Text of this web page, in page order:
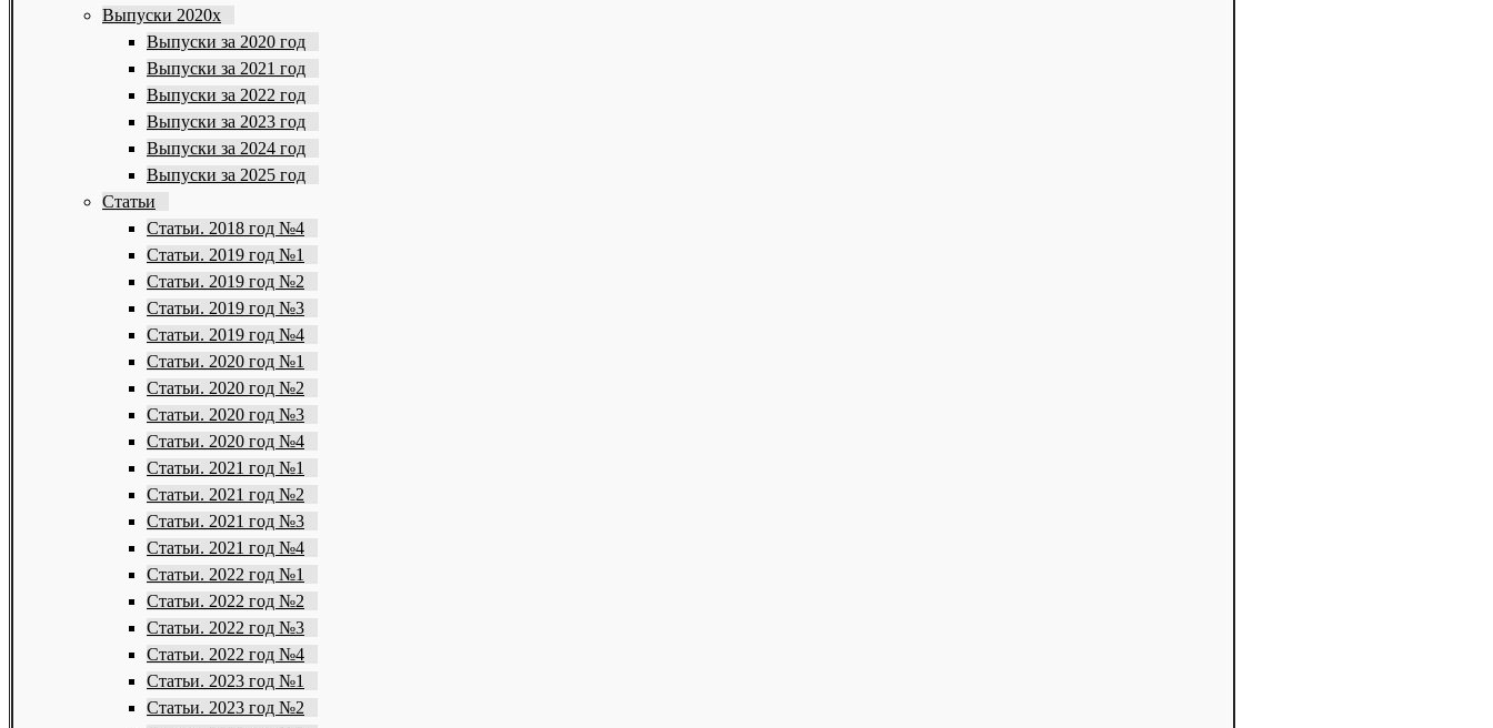
Выпуски 2020х
Выпуски за 2020 год
Выпуски за 2021 год
Выпуски за 2022 год
Выпуски за 2023 год
Выпуски за 2024 год
Выпуски за 2025 год
Статьи
Статьи. 2018 год №4
Статьи. 2019 год №1
Статьи. 2019 год №2
Статьи. 2019 год №3
Статьи. 2019 год №4
Статьи. 2020 год №1
Статьи. 2020 год №2
Статьи. 2020 год №3
Статьи. 2020 год №4
Статьи. 2021 год №1
Статьи. 2021 год №2
Статьи. 2021 год №3
Статьи. 2021 год №4
Статьи. 2022 год №1
Статьи. 2022 год №2
Статьи. 2022 год №3
Статьи. 2022 год №4
Статьи. 2023 год №1
Статьи. 2023 год №2